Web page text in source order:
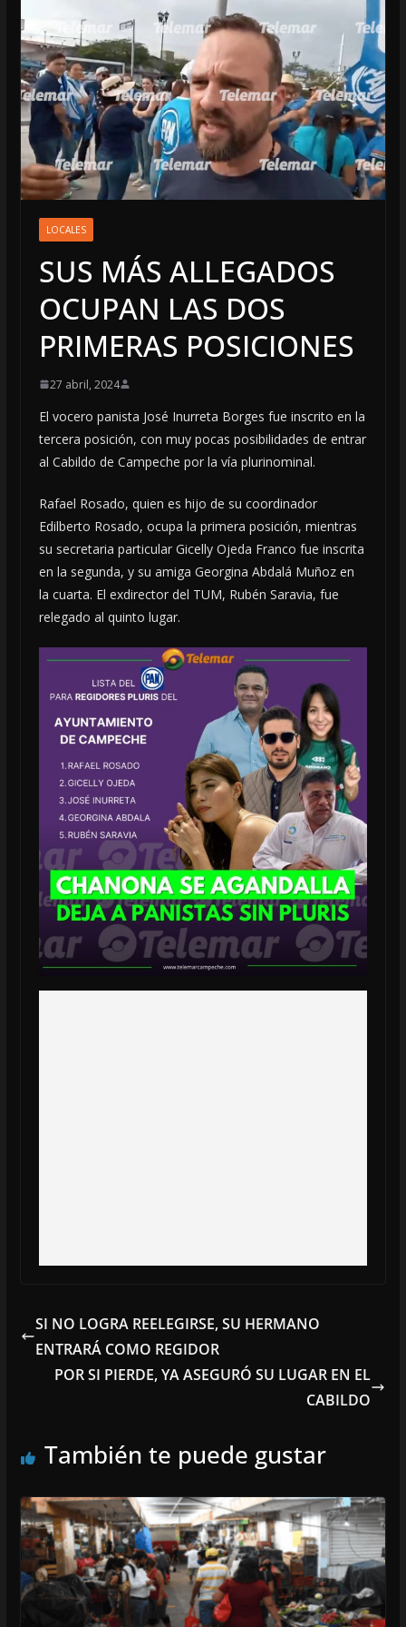
LOCALES
SUS MÁS ALLEGADOS
OCUPAN LAS DOS
PRIMERAS POSICIONES
27 abril, 2024
El vocero panista José Inurreta Borges fue inscrito en la
tercera posición, con muy pocas posibilidades de entrar
al Cabildo de Campeche por la vía plurinominal.
Rafael Rosado, quien es hijo de su coordinador
Edilberto Rosado, ocupa la primera posición, mientras
su secretaria particular Gicelly Ojeda Franco fue inscrita
en la segunda, y su amiga Georgina Abdalá Muñoz en
la cuarta. El exdirector del TUM, Rubén Saravia, fue
relegado al quinto lugar.
SI NO LOGRA REELEGIRSE, SU HERMANO
ENTRARÁ COMO REGIDOR
POR SI PIERDE, YA ASEGURÓ SU LUGAR EN EL
CABILDO
También te puede gustar